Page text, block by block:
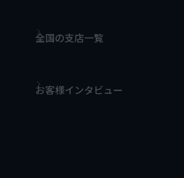
全国の支店一覧
お客様インタビュー